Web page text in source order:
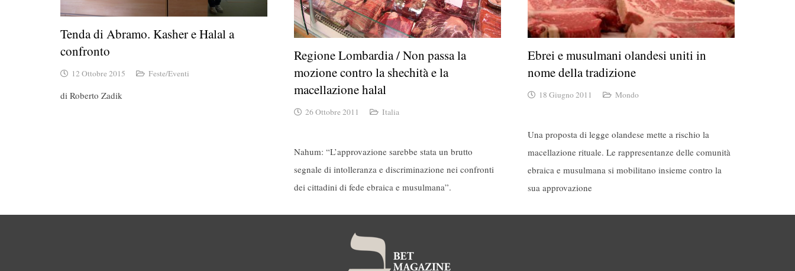
Tenda di Abramo. Kasher e Halal a
confronto
12 Ottobre 2015 Feste/Eventi
di Roberto Zadik
Regione Lombardia / Non passa la
mozione contro la shechità e la
macellazione halal
26 Ottobre 2011 Italia
Nahum: “L’approvazione sarebbe stata un brutto
segnale di intolleranza e discriminazione nei confronti
dei cittadini di fede ebraica e musulmana”.
Ebrei e musulmani olandesi uniti in
nome della tradizione
18 Giugno 2011 Mondo
Una proposta di legge olandese mette a rischio la
macellazione rituale. Le rappresentanze delle comunità
ebraica e musulmana si mobilitano insieme contro la
sua approvazione